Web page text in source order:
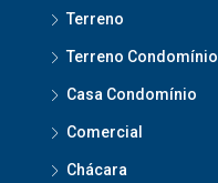
Terreno
Terreno Condomínio
Casa Condomínio
Comercial
Chácara